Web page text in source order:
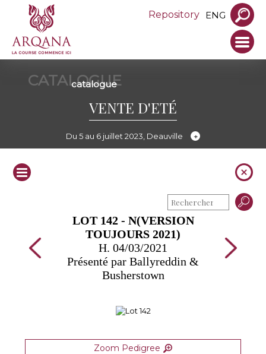
Repository ENG
CATALOGUE
catalogue
VENTE D'ETÉ
Du 5 au 6 juillet 2023, Deauville
LOT 142 - N(VERSION
TOUJOURS 2021)
H. 04/03/2021
Présenté par Ballyreddin &
Busherstown
Zoom Pedigree